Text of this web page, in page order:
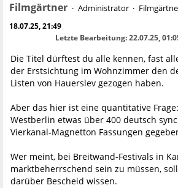
Filmgärtner Administrator
18.07.25, 21:49
Letzte Bearbeitung: 22.07.25,
Die Titel dürftest du alle kennen, fast
der Erstsichtung im Wohnzimmer den
Listen von Hauerslev gezogen haben.
Aber das hier ist eine quantitative
Westberlin etwas über 400 deutsch
Vierkanal-Magnetton Fassungen
Wer meint, bei Breitwand-Festivals in
marktbeherrschend sein zu müssen,
darüber Bescheid wissen.